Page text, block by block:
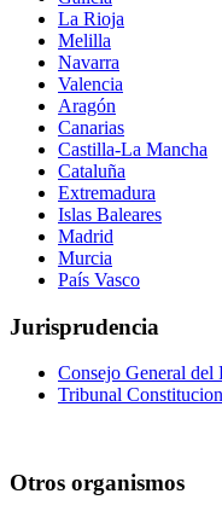
La Rioja
Melilla
Navarra
Valencia
Aragón
Canarias
Castilla-La Mancha
Cataluña
Extremadura
Islas Baleares
Madrid
Murcia
País Vasco
Jurisprudencia
Consejo General del
Tribunal
Otros organismos